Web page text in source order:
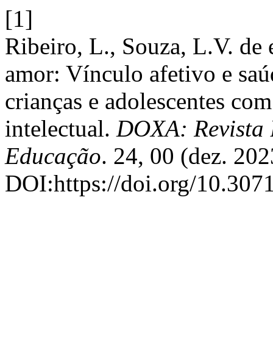
[1]
Ribeiro, L., Souza, L.V. de
amor: Vínculo afetivo e
crianças e adolescentes
intelectual. DOXA:
Educação. 24, 00 (dez.
DOI:https://doi.org/